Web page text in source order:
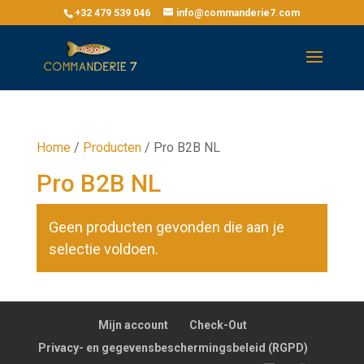
+32 479 539 046 info@commanderie7.com
Home/ Producten/ Pro B2B NL
Pro B2B NL
Geen producten gevonden die aan je
selectie voldoen.
Mijn account
Check-Out
Privacy- en gegevensbeschermingsbeleid (RGPD)